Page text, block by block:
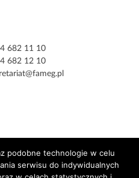
682 11 10
682 12 10
podobne technologie w celu
serwisu do indywidualnych